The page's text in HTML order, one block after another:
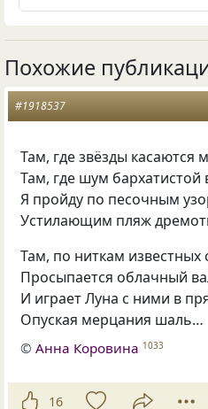
Похожие
#1918537
Там, где звёзды касаются
Там, где шум бархатистой
Я пройду по песочным
Устилающим пляж
Там, по ниткам известных
Просыпается облачный
И играет Луна с ними в
Опуская мерцания шаль…
©Анна Коровина 1033
16